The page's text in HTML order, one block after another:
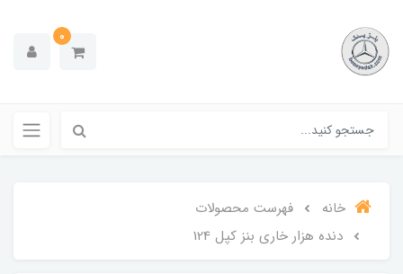
0
خانه
فهرست محصولات
دنده هزار خاری بنز کپل 124